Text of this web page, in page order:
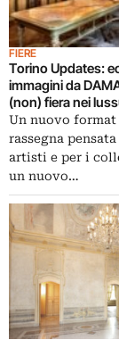
FIERE
Torino Updates:
immagini da
(non) fiera nei
di Palazzo Saluzzo
Un nuovo format
rassegna
artisti e per i
un nuovo…